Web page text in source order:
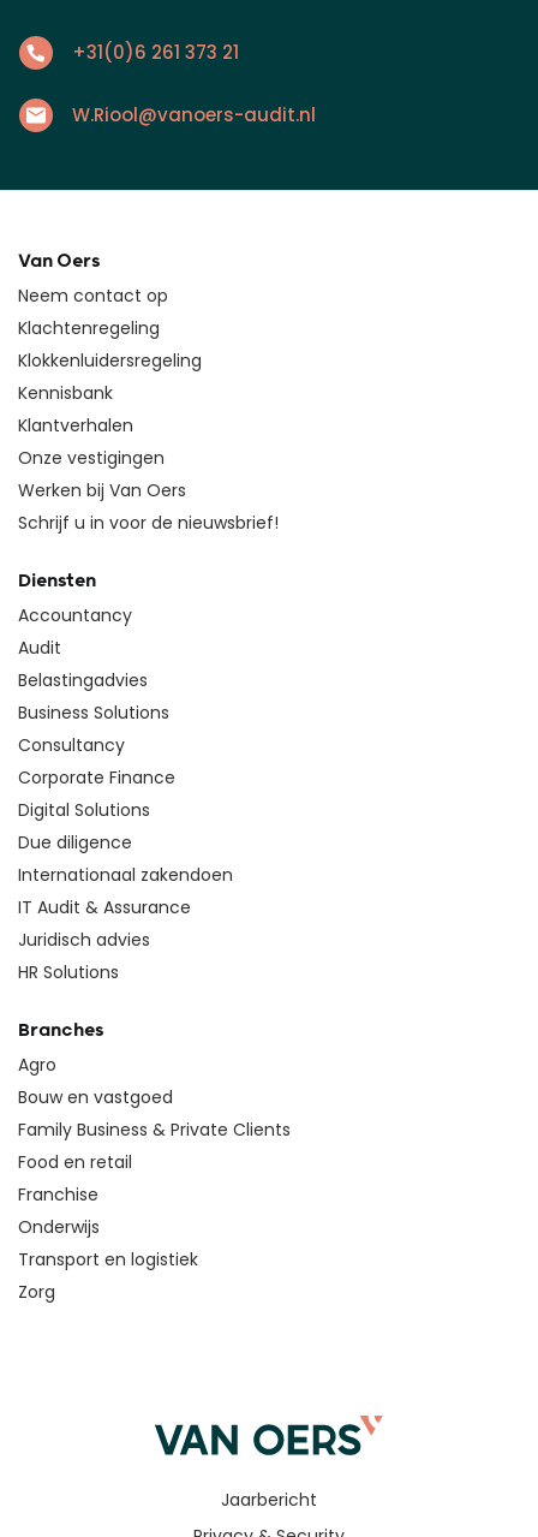
+31(0)6 261 373 21
W.Riool@vanoers-audit.nl
Van Oers
Neem contact op
Klachtenregeling
Klokkenluidersregeling
Kennisbank
Klantverhalen
Onze vestigingen
Werken bij Van Oers
Schrijf u in voor de nieuwsbrief!
Diensten
Accountancy
Audit
Belastingadvies
Business Solutions
Consultancy
Corporate Finance
Digital Solutions
Due diligence
Internationaal zakendoen
IT Audit & Assurance
Juridisch advies
HR Solutions
Branches
Agro
Bouw en vastgoed
Family Business & Private Clients
Food en retail
Franchise
Onderwijs
Transport en logistiek
Zorg
Jaarbericht